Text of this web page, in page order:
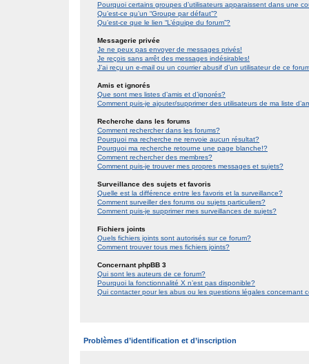
Pourquoi certains groupes d’utilisateurs apparaissent dans une
Qu’est-ce qu’un “Groupe par défaut”?
Qu’est-ce que le lien “L’équipe du forum”?
Messagerie privée
Je ne peux pas envoyer de messages privés!
Je reçois sans arrêt des messages indésirables!
J’ai reçu un e-mail ou un courrier abusif d’un utilisateur de ce
Amis et ignorés
Que sont mes listes d’amis et d’ignorés?
Comment puis-je ajouter/supprimer des utilisateurs de ma liste
Recherche dans les forums
Comment rechercher dans les forums?
Pourquoi ma recherche ne renvoie aucun résultat?
Pourquoi ma recherche retourne une page blanche!?
Comment rechercher des membres?
Comment puis-je trouver mes propres messages et sujets?
Surveillance des sujets et favoris
Quelle est la différence entre les favoris et la surveillance?
Comment surveiller des forums ou sujets particuliers?
Comment puis-je supprimer mes surveillances de sujets?
Fichiers joints
Quels fichiers joints sont autorisés sur ce forum?
Comment trouver tous mes fichiers joints?
Concernant phpBB 3
Qui sont les auteurs de ce forum?
Pourquoi la fonctionnalité X n’est pas disponible?
Qui contacter pour les abus ou les questions légales concernant
Problèmes d’identification et d’inscription